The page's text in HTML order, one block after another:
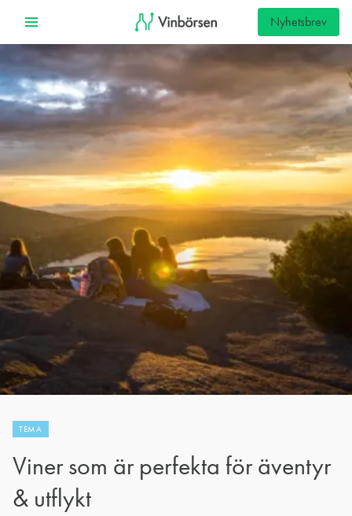
Nyhetsbrev
TEMA
Viner som är perfekta för äventyr
& utflykt